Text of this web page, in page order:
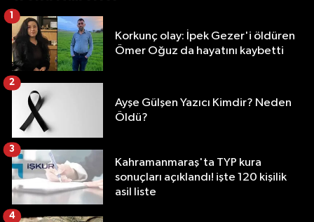
Korkunç olay: İpek Gezer'i öldüren
Ömer Oğuz da hayatını kaybetti
1
Ayşe Gülşen Yazıcı Kimdir? Neden
Öldü?
2
Kahramanmaraş'ta TYP kura
sonuçları açıklandı! işte 120 kişilik
asil liste
3
4